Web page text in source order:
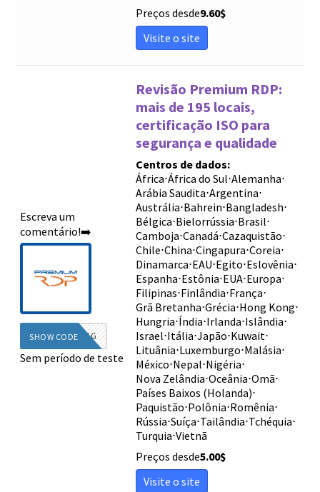
Preços desde9.60$
Visite o site
Escreva um
comentário!➡️
DIEG
SHOW CODE
Sem período de teste
Revisão Premium RDP:
mais de 195 locais,
certificação ISO para
segurança e qualidade
Centros de dados:
África⋅África do Sul⋅Alemanha⋅
Arábia Saudita⋅Argentina⋅
Austrália⋅Bahrein⋅Bangladesh⋅
Bélgica⋅Bielorrússia⋅Brasil⋅
Camboja⋅Canadá⋅Cazaquistão⋅
Chile⋅China⋅Cingapura⋅Coreia⋅
Dinamarca⋅EAU⋅Egito⋅Eslovênia⋅
Espanha⋅Estônia⋅EUA⋅Europa⋅
Filipinas⋅Finlândia⋅França⋅
Grã Bretanha⋅Grécia⋅Hong Kong⋅
Hungria⋅Índia⋅Irlanda⋅Islândia⋅
Israel⋅Itália⋅Japão⋅Kuwait⋅
Lituânia⋅Luxemburgo⋅Malásia⋅
México⋅Nepal⋅Nigéria⋅
Nova Zelândia⋅Oceânia⋅Omã⋅
Países Baixos (Holanda)⋅
Paquistão⋅Polônia⋅Romênia⋅
Rússia⋅Suíça⋅Tailândia⋅Tchéquia⋅
Turquia⋅Vietnã
Preços desde5.00$
Visite o site